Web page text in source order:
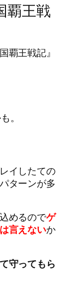
覇王戦
覇王戦記』
。
イしたての
ターンが多
めるのでゲ
言えないか
守ってもら